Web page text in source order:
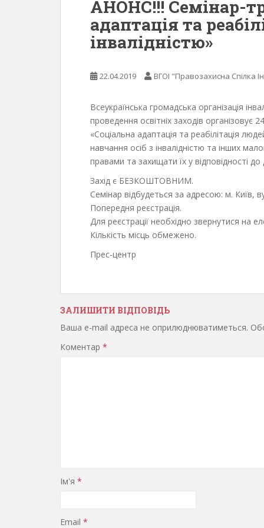
АНОНС!!! Семінар-
адаптація та
інвалідністю»
22.04.2019 ВГОІ "Правозахисна Спілка
Всеукраїнська громадська організація
проведення освітніх заходів організовує
«Соціальна адаптація та реабілітація
навчання осіб з інвалідністю та інших
правами та захищати їх у відповідності
Захід є БЕЗКОШТОВНИМ.
Семінар відбудеться за адресою: м. Київ,
Попередня реєстрація.
Для реєстрації необхідно звернутися на
Кількість місць обмежено.
Прес-центр
ЗАЛИШИТИ ВІДПОВІДЬ
Ваша e-mail адреса не оприлюднюватиметься.
Коментар *
Ім'я *
Email *